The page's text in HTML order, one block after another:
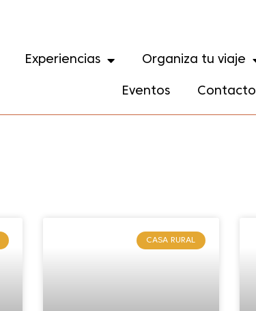
Experiencias Organiza tu viaje
Eventos Contacto
CASA RURAL